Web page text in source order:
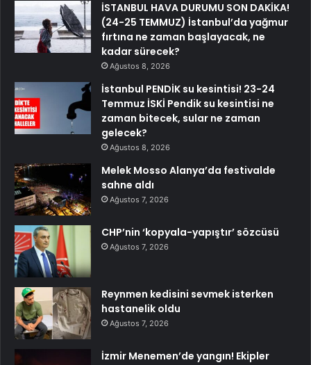
İSTANBUL HAVA DURUMU SON DAKİKA!
(24-25 TEMMUZ) İstanbul’da yağmur
fırtına ne zaman başlayacak, ne
kadar sürecek?
Ağustos 8, 2026
İstanbul PENDİK su kesintisi! 23-24
Temmuz İSKİ Pendik su kesintisi ne
zaman bitecek, sular ne zaman
gelecek?
Ağustos 8, 2026
Melek Mosso Alanya’da festivalde
sahne aldı
Ağustos 7, 2026
CHP’nin ‘kopyala-yapıştır’ sözcüsü
Ağustos 7, 2026
Reynmen kedisini sevmek isterken
hastanelik oldu
Ağustos 7, 2026
İzmir Menemen’de yangın! Ekipler